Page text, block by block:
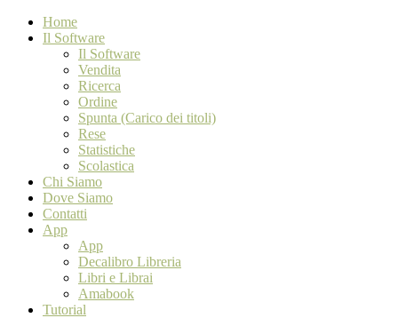
Home
Il Software
Il Software
Vendita
Ricerca
Ordine
Spunta (Carico dei titoli)
Rese
Statistiche
Scolastica
Chi Siamo
Dove Siamo
Contatti
App
App
Decalibro Libreria
Libri e Librai
Amabook
Tutorial